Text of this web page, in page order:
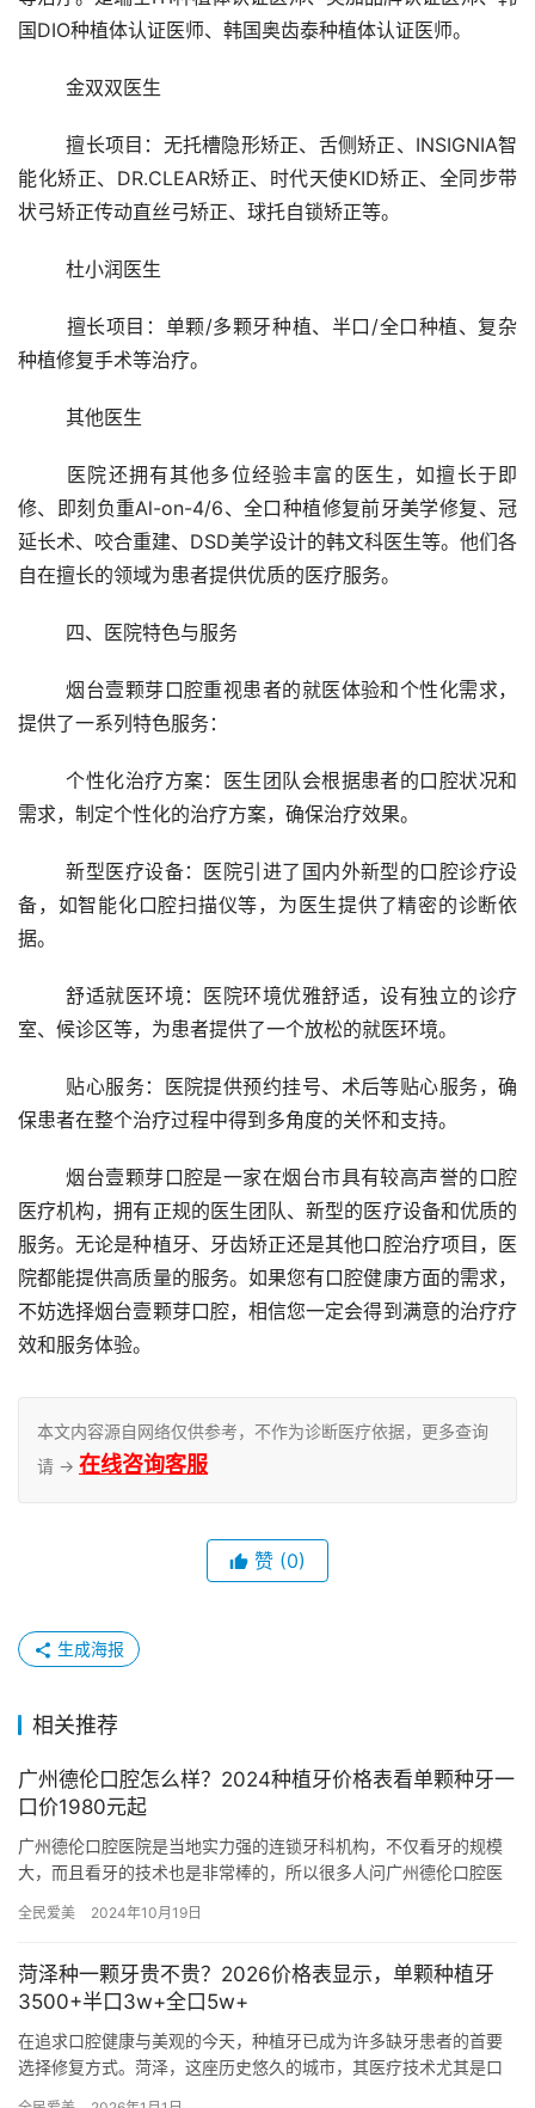
国DIO种植体认证医师、韩国奥齿泰种植体认证医师。
	金双双医生
	擅长项目：无托槽隐形矫正、舌侧矫正、INSIGNIA智
能化矫正、DR.CLEAR矫正、时代天使KID矫正、全同步带
状弓矫正传动直丝弓矫正、球托自锁矫正等。
	杜小润医生
种植修复手术等治疗。
	其他医生
修、即刻负重Al-on-4/6、全口种植修复前牙美学修复、冠
延长术、咬合重建、DSD美学设计的韩文科医生等。他们各
自在擅长的领域为患者提供优质的医疗服务。
	四、医院特色与服务
	烟台壹颗芽口腔重视患者的就医体验和个性化需求，
提供了一系列特色服务：
	个性化治疗方案：医生团队会根据患者的口腔状况和
需求，制定个性化的治疗方案，确保治疗效果。
	新型医疗设备：医院引进了国内外新型的口腔诊疗设
备，如智能化口腔扫描仪等，为医生提供了精密的诊断依
据。
	舒适就医环境：医院环境优雅舒适，设有独立的诊疗
室、候诊区等，为患者提供了一个放松的就医环境。
保患者在整个治疗过程中得到多角度的关怀和支持。
	烟台壹颗芽口腔是一家在烟台市具有较高声誉的口腔
医疗机构，拥有正规的医生团队、新型的医疗设备和优质的
服务。无论是种植牙、牙齿矫正还是其他口腔治疗项目，医
院都能提供高质量的服务。如果您有口腔健康方面的需求，
不妨选择烟台壹颗芽口腔，相信您一定会得到满意的治疗疗
效和服务体验。
本文内容源自网络仅供参考，不作为诊断医疗依据，更多查询
请 → 在线咨询客服
赞 (0)
生成海报
相关推荐
广州德伦口腔怎么样？2024种植牙价格表看单颗种牙一
口价1980元起
广州德伦口腔医院是当地实力强的连锁牙科机构，不仅看牙的规模
大，而且看牙的技术也是非常棒的，所以很多人问广州德伦口腔医
办的，…
全民爱美 2024年10月19日
菏泽种一颗牙贵不贵？2026价格表显示，单颗种植牙
3500+半口3w+全口5w+
在追求口腔健康与美观的今天，种植牙已成为许多缺牙患者的首要
选择修复方式。菏泽，这座历史悠久的城市，其医疗技术尤其是口